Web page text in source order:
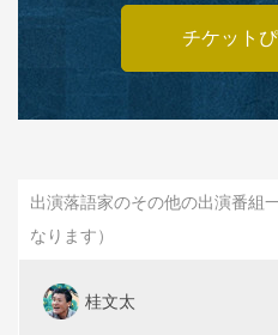
チケット
出演落語家のその他の出演番
なります）
桂文太